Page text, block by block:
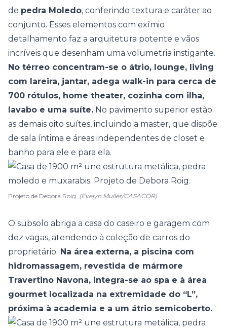
de pedra Moledo, conferindo textura e caráter ao
conjunto. Esses elementos com exímio
detalhamento faz a arquitetura potente e vãos
incríveis que desenham uma volumetria instigante.
No térreo concentram-se o átrio, lounge, living
com lareira, jantar, adega walk-in para cerca de
700 rótulos, home theater, cozinha com ilha,
lavabo e uma suíte. No pavimento superior estão
as demais oito suítes, incluindo a master, que dispõe
de sala íntima e áreas independentes de closet e
banho para ele e para ela.
Projeto de Debora Roig. (Evelyn Muller/CASACOR)
O subsolo abriga a casa do caseiro e garagem com
dez vagas, atendendo à coleção de carros do
proprietário. Na área externa, a piscina com
hidromassagem, revestida de mármore
Travertino Navona, integra-se ao spa e à área
gourmet localizada na extremidade do “L”,
próxima à academia e a um átrio semicoberto.